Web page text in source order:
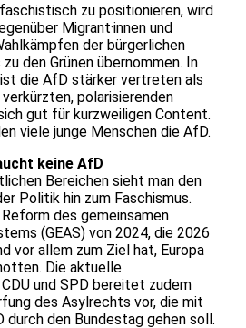
zu positionieren, wird
Migrant·innen und
der bürgerlichen
den Grünen übernommen. In
die AfD stärker vertreten als
polarisierenden
gut für kurzweiligen Content.
viele junge Menschen die AfD.
keine AfD
Bereichen sieht man den
Politik hin zum Faschismus.
des gemeinsamen
(GEAS) von 2024, die 2026
vor allem zum Ziel hat, Europa
Die aktuelle
und SPD bereitet zudem
des Asylrechts vor, die mit
durch den Bundestag gehen soll.